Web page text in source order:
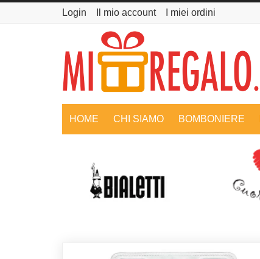
Login Il mio account I miei ordini
HOME CHI SIAMO BOMBONIERE